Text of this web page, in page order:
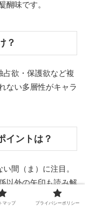
醐味です。
？
占欲・保護欲など複
ない多層性がキャラ
イントは？
間（ま）に注目。
以外の矢印も読み解
マップ プライバシーポリシー